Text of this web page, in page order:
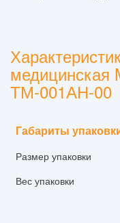
медицинская
ТМ-001АН-00
Габариты
Размер упаковки
Вес упаковки